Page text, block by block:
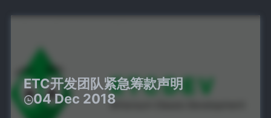
ETC开发团队紧急筹款声明
04 Dec 2018